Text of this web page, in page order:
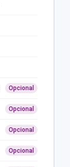
Opcional
Opcional
Opcional
Opcional